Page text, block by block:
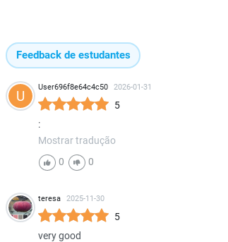
Feedback de estudantes
U
User696f8e64c4c50 2026-01-31
5
:
Mostrar tradução
0
0
teresa 2025-11-30
5
very good